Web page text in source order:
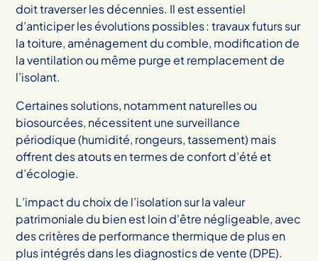
doit traverser les décennies. Il est essentiel
d’anticiper les évolutions possibles : travaux futurs sur
la toiture, aménagement du comble, modification de
la ventilation ou même purge et remplacement de
l’isolant.
Certaines solutions, notamment naturelles ou
biosourcées, nécessitent une surveillance
périodique (humidité, rongeurs, tassement) mais
offrent des atouts en termes de confort d’été et
d’écologie.
L’impact du choix de l’isolation sur la valeur
patrimoniale du bien est loin d’être négligeable, avec
des critères de performance thermique de plus en
plus intégrés dans les diagnostics de vente (DPE).